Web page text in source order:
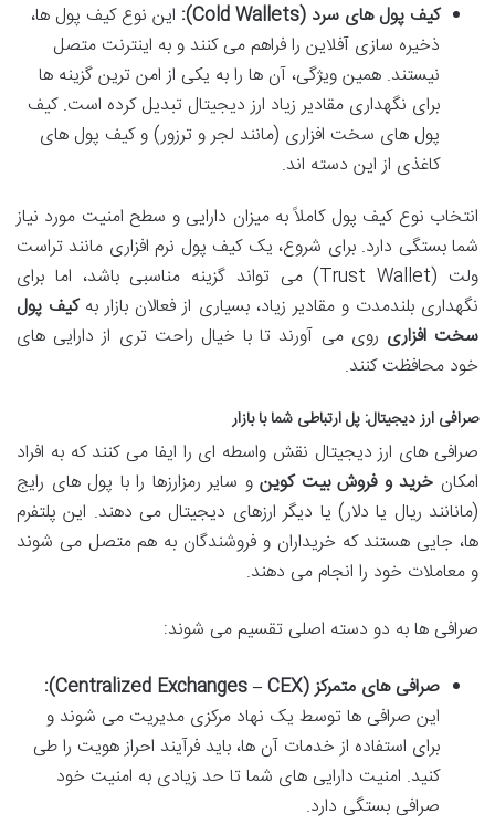
کیف پول های سرد (Cold Wallets):
این نوع کیف پول ها،
ذخیره سازی آفلاین را فراهم می کنند و به اینترنت متصل
نیستند. همین ویژگی، آن ها را به یکی از امن ترین گزینه ها
برای نگهداری مقادیر زیاد ارز دیجیتال تبدیل کرده است. کیف
پول های سخت افزاری (مانند لجر و ترزور) و کیف پول های
کاغذی از این دسته اند.
انتخاب نوع کیف پول کاملاً به میزان دارایی و سطح امنیت مورد نیاز
شما بستگی دارد. برای شروع، یک کیف پول نرم افزاری مانند تراست
ولت (Trust Wallet) می تواند گزینه مناسبی باشد، اما برای
نگهداری بلندمدت و مقادیر زیاد، بسیاری از فعالان بازار بهکیف پول
سخت افزاری روی می آورند تا با خیال راحت تری از دارایی های
خود محافظت کنند.
صرافی ارز دیجیتال: پل ارتباطی شما با بازار
صرافی های ارز دیجیتال نقش واسطه ای را ایفا می کنند که به افراد
امکان خرید و فروش بیت کوینو سایر رمزارزها را با پول های رایج
(مانانند ریال یا دلار) یا دیگر ارزهای دیجیتال می دهند. این پلتفرم
ها، جایی هستند که خریداران و فروشندگان به هم متصل می شوند
و معاملات خود را انجام می دهند.
صرافی ها به دو دسته اصلی تقسیم می شوند:
صرافی های متمرکز (Centralized Exchanges – CEX):
این صرافی ها توسط یک نهاد مرکزی مدیریت می شوند و
برای استفاده از خدمات آن ها، باید فرآیند احراز هویت را طی
کنید. امنیت دارایی های شما تا حد زیادی به امنیت خود
صرافی بستگی دارد.